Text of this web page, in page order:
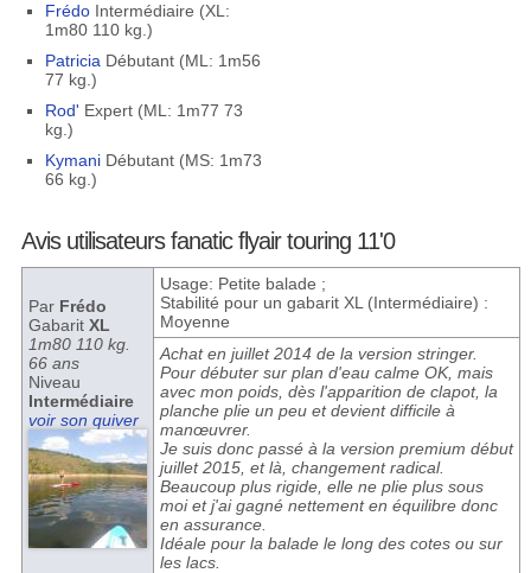
FrédoIntermédiaire (XL:
1m80 110 kg.)
Patricia Débutant (ML: 1m56
77 kg.)
Rod' Expert (ML: 1m77 73
kg.)
KymaniDébutant (MS: 1m73
66 kg.)
Avis utilisateurs fanatic flyair touring 11'0
Par Frédo
Gabarit XL
1m80 110 kg.
66 ans
Niveau
Intermédiaire
voir son quiver
Usage: Petite balade ;
Stabilité pour un gabarit XL (Intermédiaire) :
Moyenne
Achat en juillet 2014 de la version stringer.
Pour débuter sur plan d'eau calme OK, mais
avec mon poids, dès l'apparition de clapot, la
planche plie un peu et devient difficile à
manœuvrer.
Je suis donc passé à la version premium début
juillet 2015, et là, changement radical.
Beaucoup plus rigide, elle ne plie plus sous
moi et j'ai gagné nettement en équilibre donc
en assurance.
Idéale pour la balade le long des cotes ou sur
les lacs.